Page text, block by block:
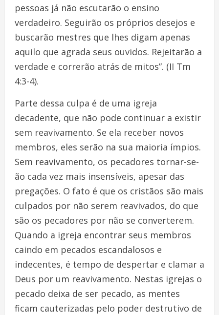
pessoas já não escutarão o ensino
verdadeiro. Seguirão os próprios desejos e
buscarão mestres que lhes digam apenas
aquilo que agrada seus ouvidos. Rejeitarão a
verdade e correrão atrás de mitos”. (II Tm
4:3-4).
Parte dessa culpa é de uma igreja
decadente, que não pode continuar a existir
sem reavivamento. Se ela receber novos
membros, eles serão na sua maioria ímpios.
Sem reavivamento, os pecadores tornar-se-
ão cada vez mais insensíveis, apesar das
pregações. O fato é que os cristãos são mais
culpados por não serem reavivados, do que
são os pecadores por não se converterem.
Quando a igreja encontrar seus membros
caindo em pecados escandalosos e
indecentes, é tempo de despertar e clamar a
Deus por um reavivamento. Nestas igrejas o
pecado deixa de ser pecado, as mentes
ficam cauterizadas pelo poder destrutivo de